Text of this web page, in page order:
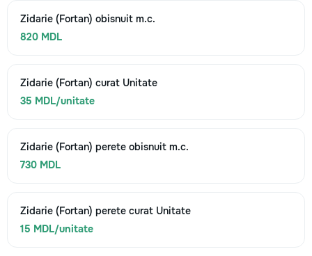
Zidarie (Fortan) obisnuit m.c.
820 MDL
Zidarie (Fortan) curat Unitate
35 MDL/unitate
Zidarie (Fortan) perete obisnuit m.c.
730 MDL
Zidarie (Fortan) perete curat Unitate
15 MDL/unitate